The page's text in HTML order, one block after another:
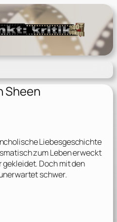
Sheen
Liebesgeschichte
zum Leben erweckt
gekleidet. Doch mit den
schwer.